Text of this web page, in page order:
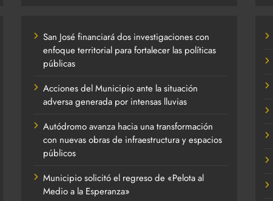
San José financiará dos investigaciones con
enfoque territorial para fortalecer las políticas
públicas
Acciones del Municipio ante la situación
adversa generada por intensas lluvias
Autódromo avanza hacia una transformación
con nuevas obras de infraestructura y espacios
públicos
Municipio solicitó el regreso de «Pelota al
Medio a la Esperanza»